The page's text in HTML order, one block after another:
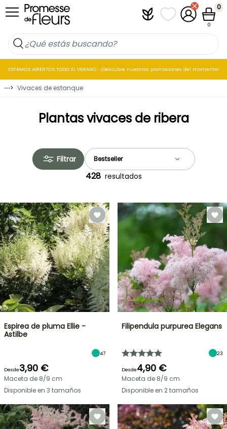
Ir al contenido PlantfitMis listas de
Mi cuenta
Cesta
0
0
ESTAMOS ABIERTOS TODO EL VERANO : ¡Descubre nuestras promociones del momento!
⋯> Vivaces de estanque
Plantas vivaces de ribera
Filtrar
428 resultados
Espirea de pluma Ellie -
Astilbe
47
Desde3,90 €
Maceta de 8/9 cm
Disponible en 3 tamaños
Filipendula purpurea Elegans
23
Desde4,90 €
Maceta de 8/9 cm
Disponible en 2 tamaños